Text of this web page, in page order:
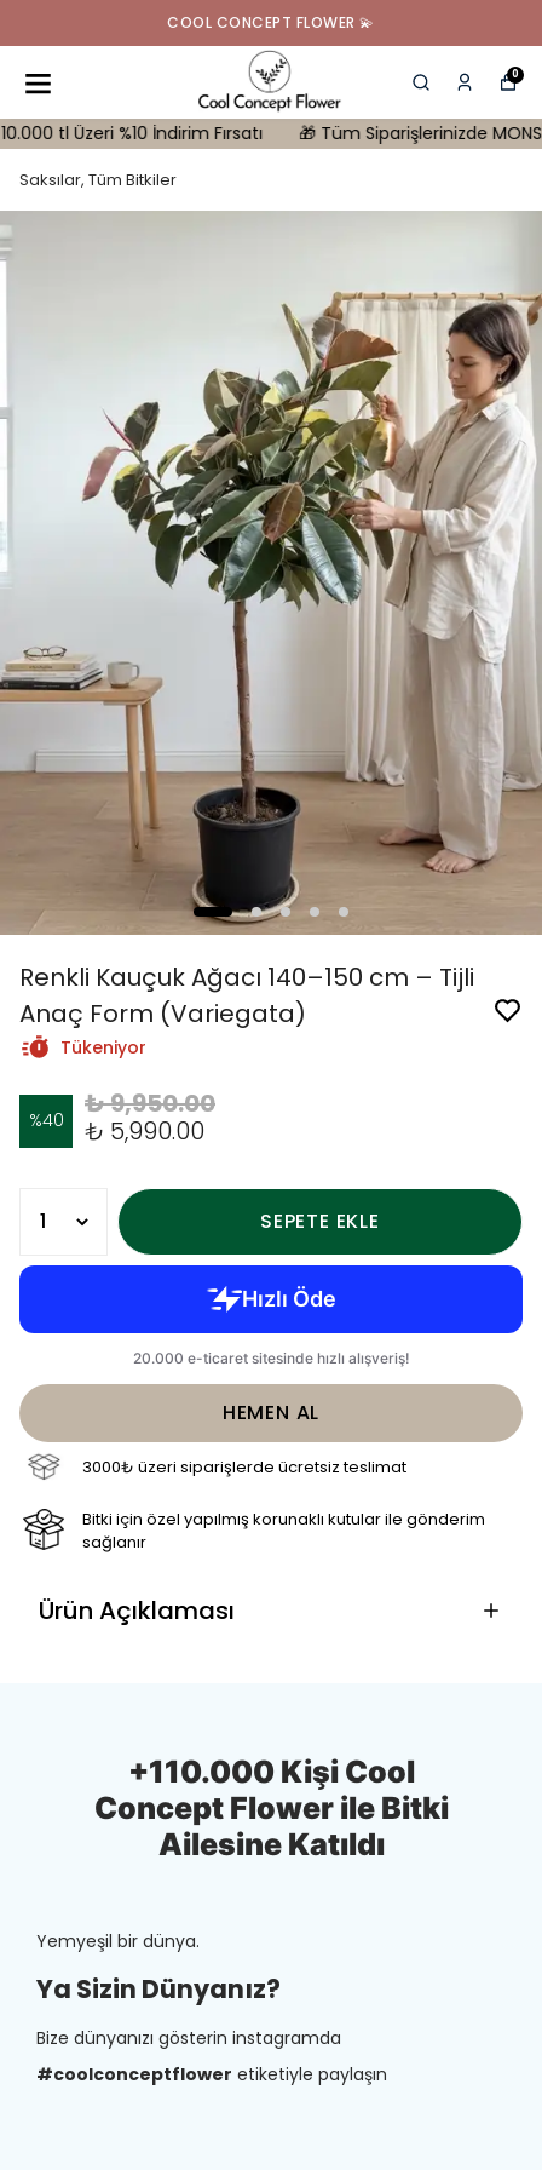
COOL CONCEPT FLOWER 💫
0
Üzeri %10 İndirim Fırsatı 🎁 Tüm Siparişlerinizde MONSTERA
Saksılar, Tüm Bitkiler
Renkli Kauçuk Ağacı 140–150 cm – Tijli
Anaç Form (Variegata)
Tükeniyor
%40
₺ 9,950.00
₺ 5,990.00
SEPETE EKLE
HEMEN AL
3000₺ üzeri siparişlerde ücretsiz teslimat
Bitki için özel yapılmış korunaklı kutular ile gönderim
sağlanır
Ürün Açıklaması
+110.000 Kişi Cool
Concept Flower ile Bitki
Ailesine Katıldı
Yemyeşil bir dünya.
Ya Sizin Dünyanız?
Bize dünyanızı gösterin instagramda
#coolconceptflower etiketiyle paylaşın